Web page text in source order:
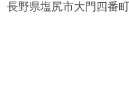
長野県塩尻市大門四番